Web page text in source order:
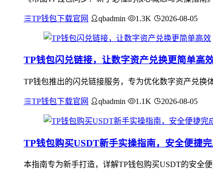
TP钱包下载官网 qbadmin 1.3K 2026-08-05
TP钱包闪兑链接，让数字资产兑换更简单高
TP钱包推出的闪兑链接服务，专为优化数字资产兑
TP钱包下载官网 qbadmin 1.1K 2026-08-05
TP钱包购买USDT新手实操指南，安全便捷
本指南专为新手打造，详解TP钱包购买USDT的安全